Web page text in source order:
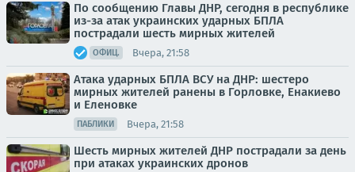
По сообщению Главы ДНР, сегодня в республике
из-за атак украинских ударных БПЛА
пострадали шесть мирных жителей
ОФИЦ. Вчера, 21:58
Атака ударных БПЛА ВСУ на ДНР: шестеро
мирных жителей ранены в Горловке, Енакиево
и Еленовке
ПАБЛИКИ Вчера, 21:58
Шесть мирных жителей ДНР пострадали за день
при атаках украинских дронов